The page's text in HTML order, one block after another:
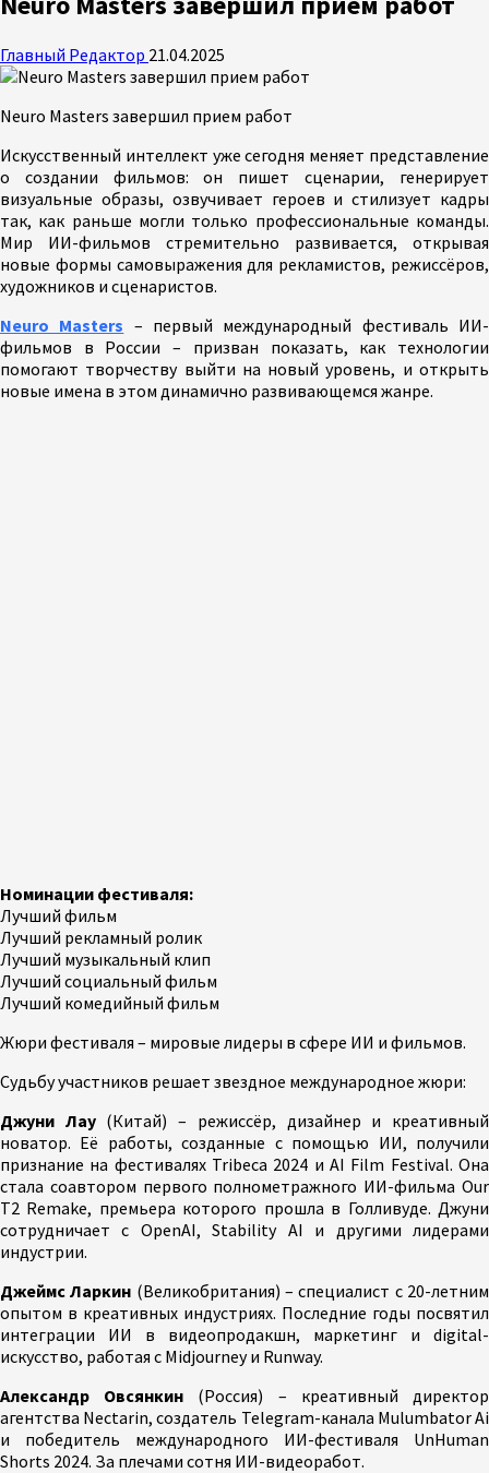
Главный Редактор 21.04.2025
Neuro Masters завершил прием работ
Искусственный интеллект уже сегодня меняет представление
о создании фильмов: он пишет сценарии, генерирует
визуальные образы, озвучивает героев и стилизует кадры
так, как раньше могли только профессиональные команды.
Мир ИИ-фильмов стремительно развивается, открывая
новые формы самовыражения для рекламистов, режиссёров,
художников и сценаристов.
Neuro Masters – первый международный фестиваль ИИ-
фильмов в России – призван показать, как технологии
помогают творчеству выйти на новый уровень, и открыть
новые имена в этом динамично развивающемся жанре.
Номинации фестиваля:
Лучший фильм
Лучший рекламный ролик
Лучший музыкальный клип
Лучший социальный фильм
Лучший комедийный фильм
Жюри фестиваля – мировые лидеры в сфере ИИ и фильмов.
Судьбу участников решает звездное международное жюри:
Джуни Лау(Китай) – режиссёр, дизайнер и креативный
новатор. Её работы, созданные с помощью ИИ, получили
признание на фестивалях Tribeca 2024 и AI Film Festival. Она
стала соавтором первого полнометражного ИИ-фильма Our
T2 Remake, премьера которого прошла в Голливуде. Джуни
сотрудничает с OpenAI, Stability AI и другими лидерами
индустрии.
Джеймс Ларкин (Великобритания) – специалист с 20-летним
опытом в креативных индустриях. Последние годы посвятил
интеграции ИИ в видеопродакшн, маркетинг и digital-
искусство, работая с Midjourney и Runway.
Александр Овсянкин (Россия) – креативный директор
агентства Nectarin, создатель Telegram-канала Mulumbator Ai
и победитель международного ИИ-фестиваля UnHuman
Shorts 2024. За плечами сотня ИИ-видеоработ.